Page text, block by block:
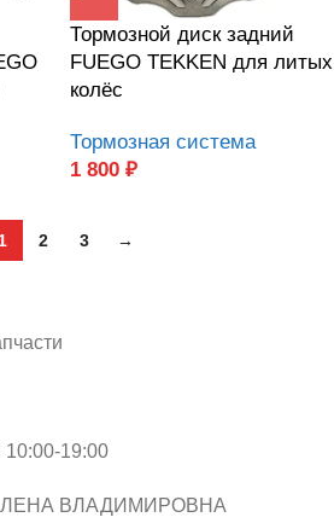
Тормозной диск задний
FUEGO TEKKEN для литых
колёс
Тормозная система
1 800 ₽
1 2 3 →
19:00
ВЛАДИМИРОВНА